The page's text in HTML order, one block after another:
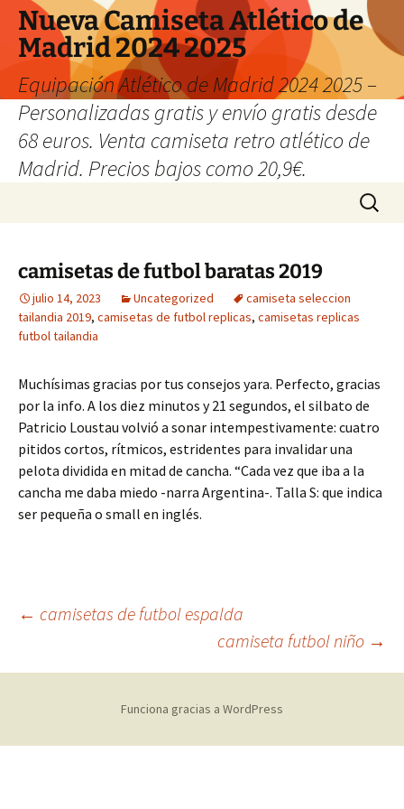
Nueva Camiseta Atlético de
Madrid 2024 2025
Equipación Atlético de Madrid 2024 2025 –
Personalizadas gratis y envío gratis desde
68 euros. Venta camiseta retro atlético de
Madrid. Precios bajos como 20,9€.
Buscar:
camisetas de futbol baratas 2019
julio 14, 2023 Uncategorized
camiseta seleccion
tailandia 2019, camisetas de futbol replicas, camisetas replicas
futbol tailandia
Muchísimas gracias por tus consejos yara. Perfecto, gracias
por la info. A los diez minutos y 21 segundos, el silbato de
Patricio Loustau volvió a sonar intempestivamente: cuatro
pitidos cortos, rítmicos, estridentes para invalidar una
pelota dividida en mitad de cancha. “Cada vez que iba a la
cancha me daba miedo -narra Argentina-. Talla S: que indica
ser pequeña o small en inglés.
Navegación
de
entradas
← camisetas de futbol espalda
camiseta futbol niño →
Funciona gracias a WordPress